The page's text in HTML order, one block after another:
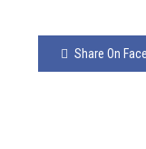
Share On